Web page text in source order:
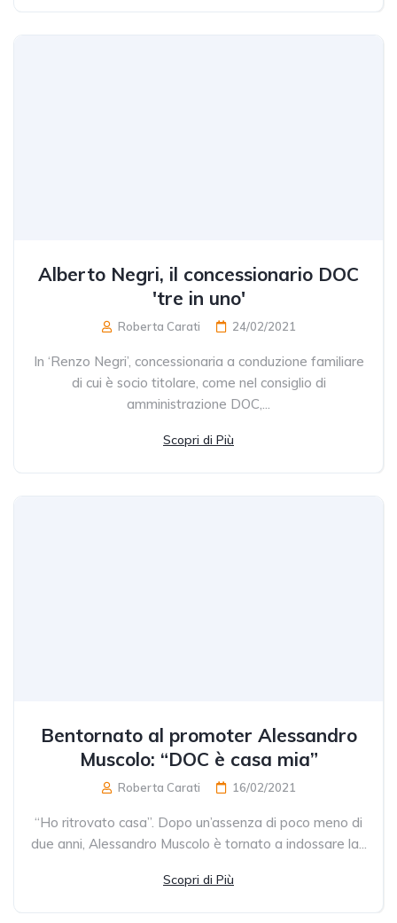
Alberto Negri, il concessionario DOC
'tre in uno'
Roberta Carati 24/02/2021
In ‘Renzo Negri’, concessionaria a conduzione familiare
di cui è socio titolare, come nel consiglio di
amministrazione DOC,...
Scopri di Più
Bentornato al promoter Alessandro
Muscolo: “DOC è casa mia”
Roberta Carati 16/02/2021
“Ho ritrovato casa”. Dopo un’assenza di poco meno di
due anni, Alessandro Muscolo è tornato a indossare la...
Scopri di Più